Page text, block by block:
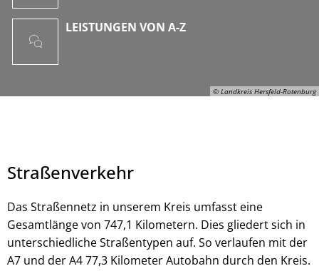
© Landkreis Hersfeld-Rotenburg
© Landkreis Hersfeld-Rotenburg
LEISTUNGEN VON A-Z
Straßenverkehr
Das Straßennetz in unserem Kreis umfasst eine
Gesamtlänge von 747,1 Kilometern. Dies gliedert sich in
unterschiedliche Straßentypen auf. So verlaufen mit der
A7 und der A4 77,3 Kilometer Autobahn durch den Kreis.